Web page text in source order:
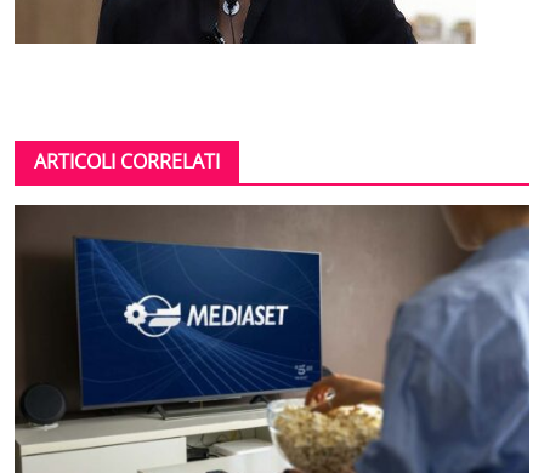
ARTICOLI CORRELATI